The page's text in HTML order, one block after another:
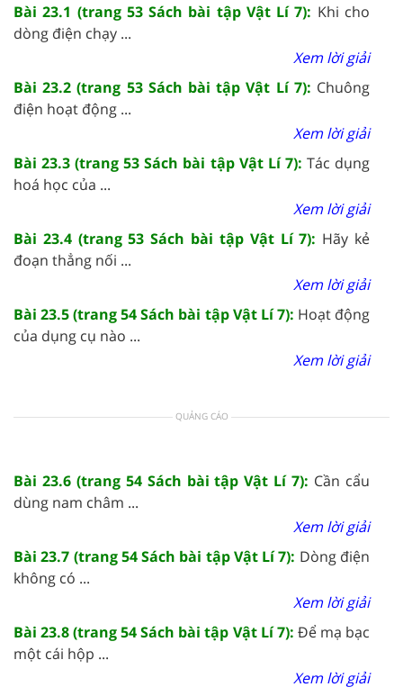
Bài 23.1 (trang 53 Sách bài tập Vật Lí 7): Khi cho
dòng điện chạy ...
Xem lời giải
Bài 23.2 (trang 53 Sách bài tập Vật Lí 7): Chuông
điện hoạt động ...
Xem lời giải
Bài 23.3 (trang 53 Sách bài tập Vật Lí 7): Tác dụng
hoá học của ...
Xem lời giải
Bài 23.4 (trang 53 Sách bài tập Vật Lí 7): Hãy kẻ
đoạn thẳng nối ...
Xem lời giải
Bài 23.5 (trang 54 Sách bài tập Vật Lí 7): Hoạt động
của dụng cụ nào ...
Xem lời giải
QUẢNG CÁO
Bài 23.6 (trang 54 Sách bài tập Vật Lí 7): Cần cẩu
dùng nam châm ...
Xem lời giải
Bài 23.7 (trang 54 Sách bài tập Vật Lí 7): Dòng điện
không có ...
Xem lời giải
Bài 23.8 (trang 54 Sách bài tập Vật Lí 7): Để mạ bạc
một cái hộp ...
Xem lời giải